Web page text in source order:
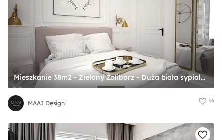
Mieszkanie 38m2 - Zielony Żoliborz - Duża biała sypialnia, styl tradycyjny - zdjęcie od MAAI Design
MAAI Design 16